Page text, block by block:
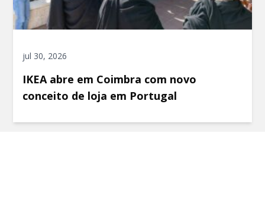
jul 30, 2026
IKEA abre em Coimbra com novo
conceito de loja em Portugal